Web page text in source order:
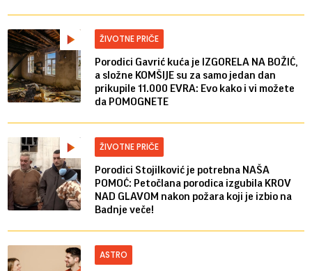
ŽIVOTNE PRIČE
Porodici Gavrić kuća je IZGORELA NA BOŽIĆ,
a složne KOMŠIJE su za samo jedan dan
prikupile 11.000 EVRA: Evo kako i vi možete
da POMOGNETE
ŽIVOTNE PRIČE
Porodici Stojilković je potrebna NAŠA
POMOĆ: Petočlana porodica izgubila KROV
NAD GLAVOM nakon požara koji je izbio na
Badnje veče!
ASTRO